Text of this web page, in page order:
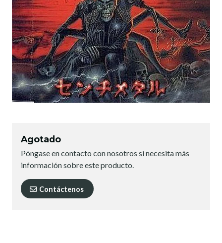
Agotado
Póngase en contacto con nosotros si necesita más
información sobre este producto.
Contáctenos